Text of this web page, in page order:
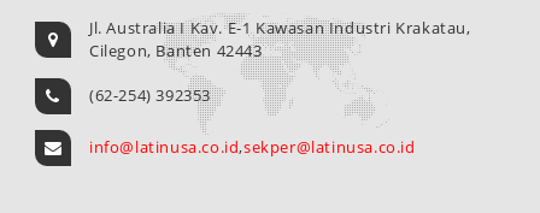
Jl. Australia I Kav. E-1 Kawasan Industri Krakatau,
Cilegon, Banten 42443
(62-254) 392353
info@latinusa.co.id,sekper@latinusa.co.id